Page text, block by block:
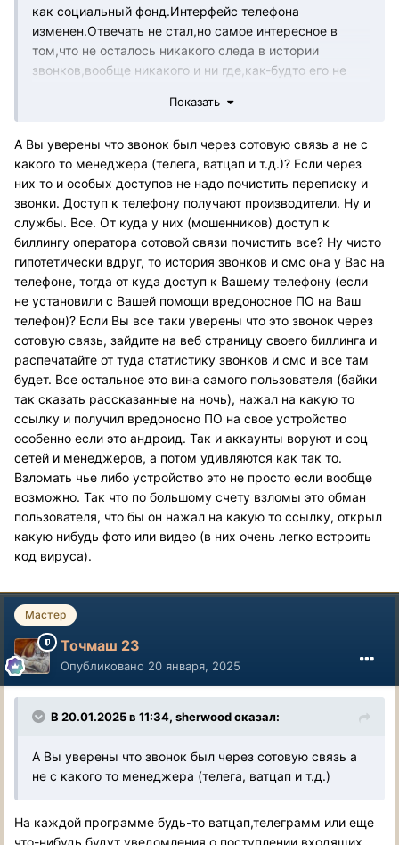
как социальный фонд.Интерфейс телефона
изменен.Отвечать не стал,но самое интересное в
том,что не осталось никакого следа в истории
звонков,вообще никакого и ни где,как-будто его не
Показать
А Вы уверены что звонок был через сотовую связь а не с
какого то менеджера (телега, ватцап и т.д.)? Если через
них то и особых доступов не надо почистить переписку и
звонки. Доступ к телефону получают производители. Ну и
службы. Все. От куда у них (мошенников) доступ к
биллингу оператора сотовой связи почистить все? Ну чисто
гипотетически вдруг, то история звонков и смс она у Вас на
телефоне, тогда от куда доступ к Вашему телефону (если
не установили с Вашей помощи вредоносное ПО на Ваш
телефон)? Если Вы все таки уверены что это звонок через
сотовую связь, зайдите на веб страницу своего биллинга и
распечатайте от туда статистику звонков и смс и все там
будет. Все остальное это вина самого пользователя (байки
так сказать рассказанные на ночь), нажал на какую то
ссылку и получил вредоносно ПО на свое устройство
особенно если это андроид. Так и аккаунты воруют и соц
сетей и менеджеров, а потом удивляются как так то.
Взломать чье либо устройство это не просто если вообще
возможно. Так что по большому счету взломы это обман
пользователя, что бы он нажал на какую то ссылку, открыл
какую нибудь фото или видео (в них очень легко встроить
код вируса).
Мастер
Точмаш 23
Опубликовано 20 января, 2025
В 20.01.2025 в 11:34, sherwoodсказал:
А Вы уверены что звонок был через сотовую связь а
не с какого то менеджера (телега, ватцап и т.д.)
На каждой программе будь-то ватцап,телеграмм или еще
что-нибудь будут уведомления о поступлении входящих